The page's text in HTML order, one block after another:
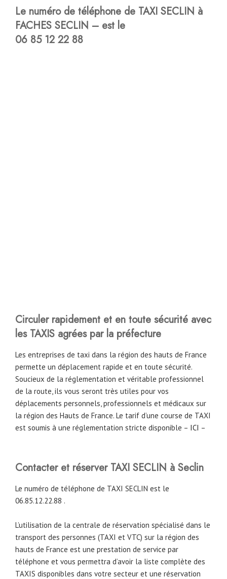
Le numéro de téléphone de TAXI SECLIN à
FACHES SECLIN – est le
06 85 12 22 88
Circuler rapidement et en toute sécurité avec
les TAXIS agrées par la préfecture
Les entreprises de taxi dans la région des hauts de France
permette un déplacement rapide et en toute sécurité.
Soucieux de la réglementation et véritable professionnel
de la route, ils vous seront très utiles pour vos
déplacements personnels, professionnels et médicaux sur
la région des Hauts de France. Le tarif d’une course de TAXI
est soumis à une réglementation stricte disponible – ICI –
Contacter et réserver TAXI SECLIN à Seclin
Le numéro de téléphone de TAXI SECLIN est le
06.85.12.22.88 .
L’utilisation de la centrale de réservation spécialisé dans le
transport des personnes (TAXI et VTC) sur la région des
hauts de France est une prestation de service par
téléphone et vous permettra d’avoir la liste complète des
TAXIS disponibles dans votre secteur et une réservation